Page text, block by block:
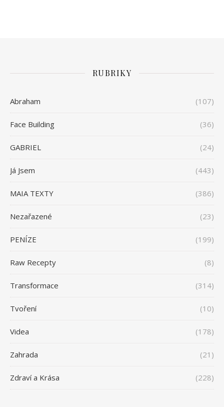
RUBRIKY
Abraham (107)
Face Building (36)
GABRIEL (24)
Já Jsem (443)
MAIA TEXTY (386)
Nezařazené (23)
PENÍZE (199)
Raw Recepty (8)
Transformace (314)
Tvoření (10)
Videa (178)
Zahrada (21)
Zdraví a Krása (228)